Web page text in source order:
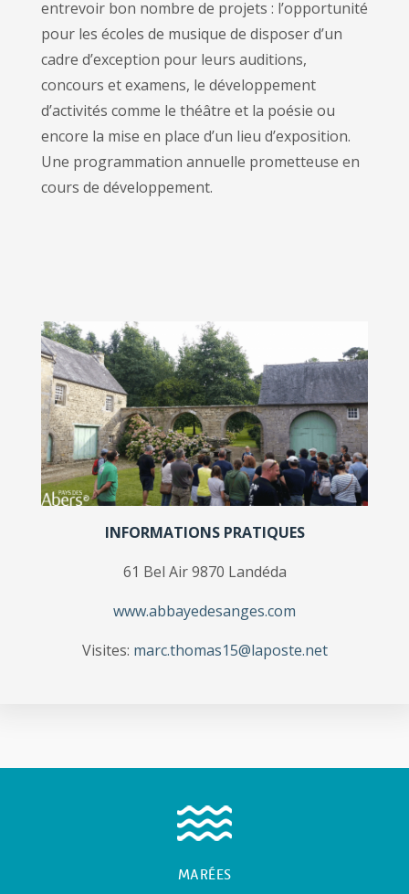
entrevoir bon nombre de projets : l’opportunité
pour les écoles de musique de disposer d’un
cadre d’exception pour leurs auditions,
concours et examens, le développement
d’activités comme le théâtre et la poésie ou
encore la mise en place d’un lieu d’exposition.
Une programmation annuelle prometteuse en
cours de développement.
INFORMATIONS PRATIQUES
61 Bel Air 9870 Landéda
www.abbayedesanges.com
Visites: marc.thomas15@laposte.net
MARÉES